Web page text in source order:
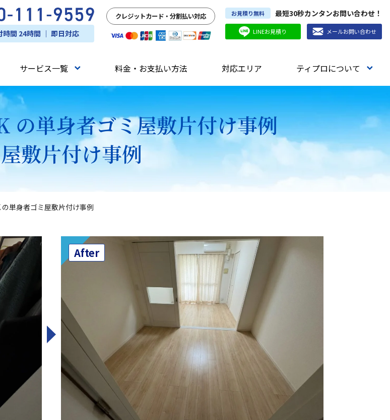
間 24時間 ｜ 即日対応
クレジットカード・分割払い対応 お見積り無料 最短30秒カンタンお問い合わせ！
LINEお見積り メールお問い合わせ
サービス一覧 料金・お支払い方法 対応エリア ティプロについて
の単身者ゴミ屋敷片付け事例
敷片付け事例
単身者ゴミ屋敷片付け事例
After